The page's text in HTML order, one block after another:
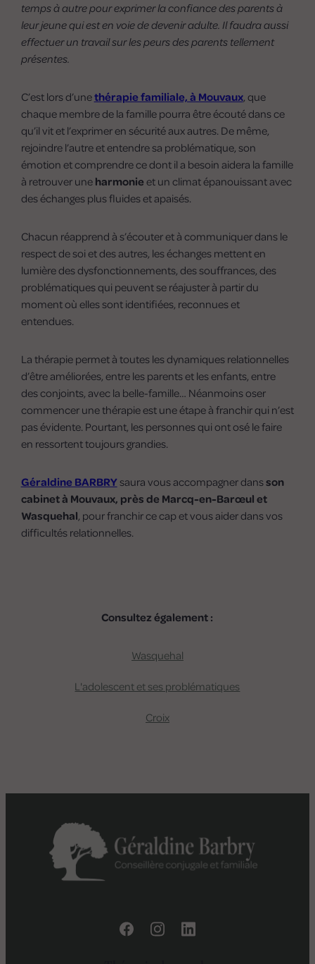
temps à autre pour exprimer la confiance des parents à
leur jeune qui est en voie de devenir adulte. Il faudra aussi
effectuer un travail sur les peurs des parents tellement
présentes.
C’est lors d’unethérapie familiale, à Mouvaux, que
chaque membre de la famille pourra être écouté dans ce
qu’il vit et l’exprimer en sécurité aux autres. De même,
rejoindre l’autre et entendre sa problématique, son
émotion et comprendre ce dont il a besoin aidera la famille
à retrouver une harmonie et un climat épanouissant avec
des échanges plus fluides et apaisés.
Chacun réapprend à s’écouter et à communiquer dans le
respect de soi et des autres, les échanges mettent en
lumière des dysfonctionnements, des souffrances, des
problématiques qui peuvent se réajuster à partir du
moment où elles sont identifiées, reconnues et
entendues.
La thérapie permet à toutes les dynamiques relationnelles
d’être améliorées, entre les parents et les enfants, entre
des conjoints, avec la belle-famille… Néanmoins oser
commencer une thérapie est une étape à franchir qui n’est
pas évidente. Pourtant, les personnes qui ont osé le faire
en ressortent toujours grandies.
Géraldine BARBRYsaura vous accompagner dansson
cabinet à Mouvaux, près de Marcq-en-Barœul et
Wasquehal, pour franchir ce cap et vous aider dans vos
difficultés relationnelles.
Consultez également :
Wasquehal
L'adolescent et ses problématiques
Croix